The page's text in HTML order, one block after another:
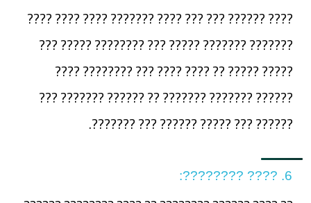
???? ?????? ??? ??? ???? ??????? ???? ???? ????
??????? ??????? ????? ??? ???????? ????? ???
????? ????? ?? ???? ???? ??? ???????? ????
?????? ??????? ??????? ?? ?????? ??????? ???
?????? ??? ????? ?????? ??? ???????.
6. ???? ????????: